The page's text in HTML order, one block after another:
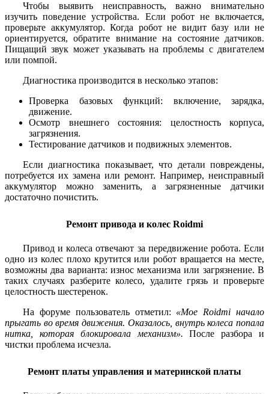
Чтобы выявить неисправность, важно внимательно
изучить поведение устройства. Если робот не включается,
проверьте аккумулятор. Когда робот не видит базу или не
ориентируется, обратите внимание на состояние датчиков.
Пищащий звук может указывать на проблемы с двигателем
или помпой.
Диагностика производится в несколько этапов:
Проверка базовых функций: включение, зарядка,
движение.
Осмотр внешнего состояния: целостность корпуса,
загрязнения.
Тестирование датчиков и подвижных элементов.
Если диагностика показывает, что детали повреждены,
потребуется их замена или ремонт. Например, неисправный
аккумулятор можно заменить, а загрязненные датчики
достаточно почистить.
Ремонт привода и колес Roidmi
Привод и колеса отвечают за передвижение робота. Если
одно из колес плохо крутится или робот вращается на месте,
возможны два варианта: износ механизма или загрязнение. В
таких случаях разберите колесо, удалите грязь и проверьте
целостность шестеренок.
На форуме пользователь отметил: «Мое Roidmi начало
прыгать во время движения. Оказалось, внутрь колеса попала
нитка, которая блокировала механизм». После разбора и
чистки проблема исчезла.
Ремонт платы управления и материнской платы